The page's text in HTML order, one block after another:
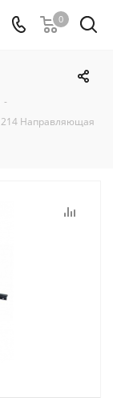
0
-
214 Направляющая